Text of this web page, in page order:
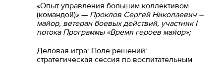
«Опыт управления большим коллективом
(командой)» — Проклов Сергей Николаевич –
майор, ветеран боевых действий, участник I
потока Программы «Время героев майор»;
Деловая игра: Поле решений:
стратегическая сессия по воспитательным